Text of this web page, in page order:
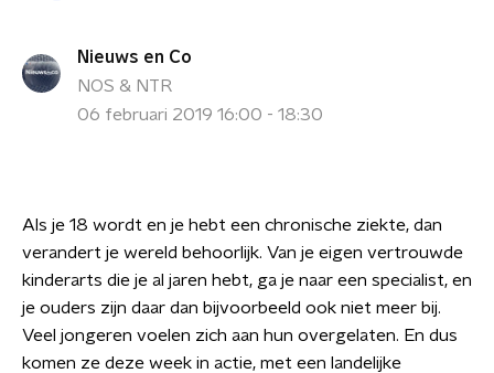
Nieuws en Co
NOS & NTR
06 februari 2019 16:00 - 18:30
Als je 18 wordt en je hebt een chronische ziekte, dan
verandert je wereld behoorlijk. Van je eigen vertrouwde
kinderarts die je al jaren hebt, ga je naar een specialist, en
je ouders zijn daar dan bijvoorbeeld ook niet meer bij.
Veel jongeren voelen zich aan hun overgelaten. En dus
komen ze deze week in actie, met een landelijke